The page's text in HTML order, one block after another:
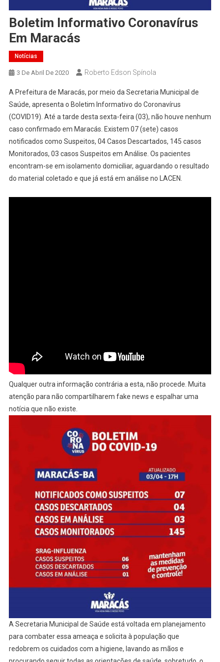
Boletim Informativo Coronavírus
Em Maracás
Notícias
3 De Abril De 2020 Roberto Edson Spínola
A Prefeitura de Maracás, por meio da Secretaria Municipal de
Saúde, apresenta o Boletim Informativo do Coronavírus
(COVID19). Até a tarde desta sexta-feira (03), não houve nenhum
caso confirmado em Maracás. Existem 07 (sete) casos
notificados como Suspeitos, 04 Casos Descartados, 145 casos
Monitorados, 03 casos Suspeitos em Análise. Os pacientes
encontram-se em isolamento domiciliar, aguardando o resultado
do material coletado e que já está em análise no LACEN.
Qualquer outra informação contrária a esta, não procede. Muita
atenção para não compartilharem fake news e espalhar uma
notícia que não existe.
A Secretaria Municipal de Saúde está voltada em planejamento
para combater essa ameaça e solicita à população que
redobrem os cuidados com a higiene, lavando as mãos e